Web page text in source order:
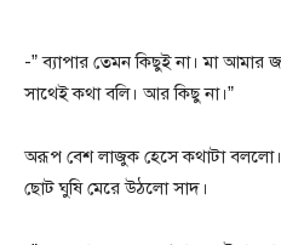
-” ব্যাপার তেমন কিছুই না। মা আমার
সাথেই কথা বলি। আর কিছু না।”
অরূপ বেশ লাজুক হেসে কথাটা
ছোট ঘুষি মেরে উঠলো সাদ।